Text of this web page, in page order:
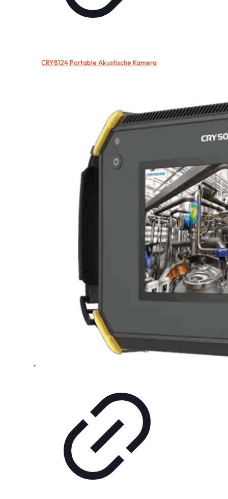
CRY8124 Portable Akustische Kamera